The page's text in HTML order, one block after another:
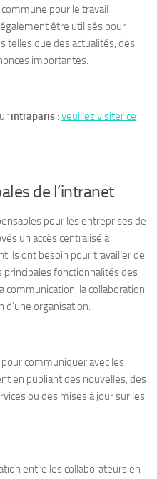
pour le travail
être utilisés pour
telles que des actualités, des
importantes.
intraparis : veuillez visiter ce
de l’intranet
pour les entreprises de
un accès centralisé à
ils ont besoin pour travailler de
principales fonctionnalités des
la collaboration
d’une organisation.
communiquer avec les
en publiant des nouvelles, des
ou des mises à jour sur les
entre les collaborateurs en